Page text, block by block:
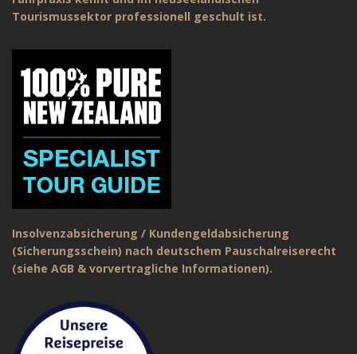
Tourismussektor professionell geschult ist.
Insolvenzabsicherung / Kundengeldabsicherung
(Sicherungsschein) nach deutschem Pauschalreiserecht
(siehe AGB & vorvertragliche Informationen).